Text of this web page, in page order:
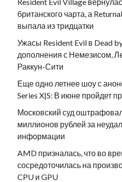
британского чарта, а
выпала из тридцатки
Ужасы Resident Evil в Dead
дополнения с Немезисом,
Раккун-Сити
Еще одно летнее шоу с
Series X|S: В июне пройдет
Московский суд
миллионов рублей за
информации
AMD призналась, что во
сосредоточилась на
CPU и GPU